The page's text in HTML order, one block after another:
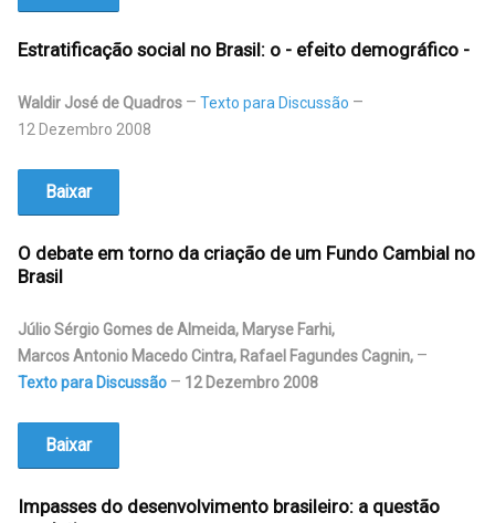
Estratificação social no Brasil: o - efeito demográfico -
Waldir José de Quadros
Texto para Discussão
12 Dezembro 2008
Baixar
O debate em torno da criação de um Fundo Cambial no
Brasil
Júlio Sérgio Gomes de Almeida, Maryse Farhi,
Marcos Antonio Macedo Cintra, Rafael Fagundes Cagnin,
Texto para Discussão
12 Dezembro 2008
Baixar
Impasses do desenvolvimento brasileiro: a questão